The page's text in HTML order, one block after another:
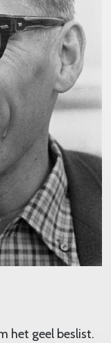
het geel beslist.